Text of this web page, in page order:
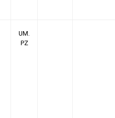
UM.
PZ